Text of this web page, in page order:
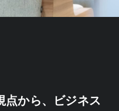
点から、ビジネス